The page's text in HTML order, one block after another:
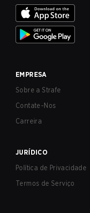
EMPRESA
Sobre a Strafe
Contate-Nos
Carreira
JURÍDICO
Política de Privacidade
Termos de Serviço